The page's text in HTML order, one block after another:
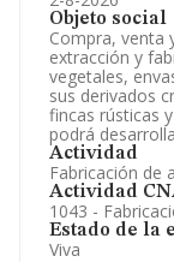
Objeto social
Compra, venta
extracción y
vegetales,
sus derivados
fincas rústicas
podrá
Actividad
Fabricación de
Actividad
1043 -
Estado de la
Viva